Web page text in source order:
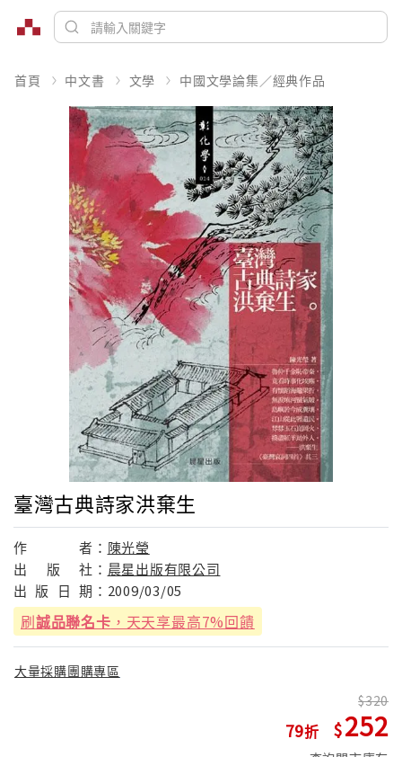
首頁 中文書 文學 中國文學論集／經典作品
臺灣古典詩家洪棄生
作 者： 陳光瑩
出
版 社： 晨星出版有限公司
出 版 日 期： 2009/03/05
刷誠品聯名卡 ，天天享最高7%回饋
大量採購團購專區
79
320
252